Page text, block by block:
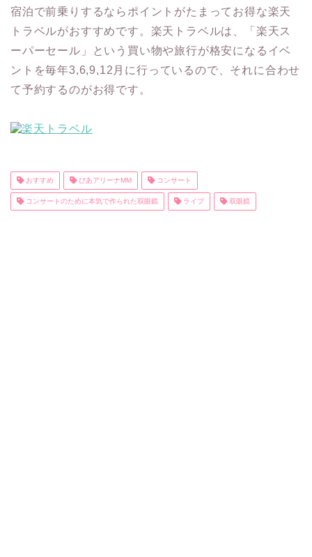
宿泊で前乗りするならポイントがたまってお得な楽天
トラベルがおすすめです。楽天トラベルは、「楽天ス
ーパーセール」という買い物や旅行が格安になるイベ
ントを毎年3,6,9,12月に行っているので、それに合わせ
て予約するのがお得です。
おすすめ ぴあアリーナMM コンサート
コンサートのために本気で作られた双眼鏡 ライブ 双眼鏡